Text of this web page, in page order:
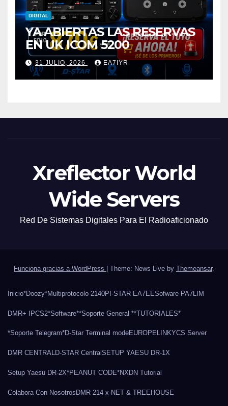
DIGITAL
YA ABIERTAS LAS RESERVAS
EN UK ICOM 5200
31 JULIO, 2026 EA7IYR
Xreflector World
Wide Servers
Red De Sistemas Digitales Para El Radioaficionado
Funciona gracias a WordPress Theme: News Live by Themeansar.
Inicio*Doozy*Multiprotocolo 2140PI-STAR EA7EESofware PA7LIM
DMR+ IPCS2*Software**Soporte General **TUTORIALES*
*Soporte Telegram*D-Star Terminal modeEUROPELINKYCS Server
DMR CENTRALD-STAR CentralSETUP YAESU DR-1X
Setup Yaesu DR-2X*PEANUT CODE*NXDN Tutorial
Colabora Con Nosotros DMR 214 x-NET & TREEHOUSE